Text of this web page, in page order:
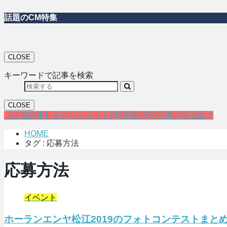
話題のCM特集
CLOSE
キーワードで記事を検索
CLOSE
【注目記事】カロリーメイトCM受験2019の男の子は誰？
HOME
タグ : 応募方法
応募方法
イベント
ホーランエンヤ松江2019のフォトコンテストまと